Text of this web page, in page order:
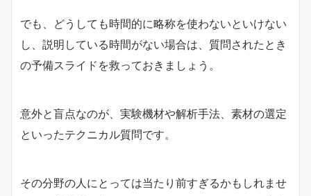
でも、どうしても時間的に略称を使わないといけない
し、説明している時間がない場合は、質問されたとき
の予備スライドを救っておきましょう。
意外と盲点なのが、実験機材や解析手法、素材の選定
といったテクニカル質問です。
その分野の人にとっては当たり前すぎるかもしれませ